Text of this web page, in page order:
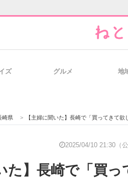
ズ グルメ 地
崎県 > 【主婦に聞いた】長崎で「買ってきて欲しいカステラ」ランキングTOP22！ 第
2025/04/10 21:30（公
た】長崎で「買